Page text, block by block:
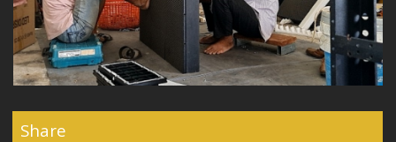
Share